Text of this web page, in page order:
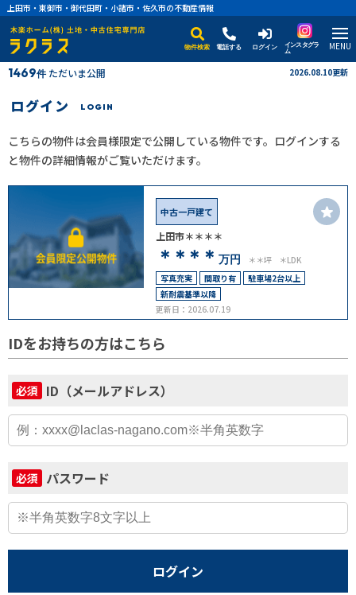
上田市・東御市・御代田町・小諸市・佐久市の不動産情報
物件検索 電話する ログイン
インスタグラ
ム
MENU
1469件ただいま公開 2026.08.10更新
ログイン LOGIN
こちらの物件は会員様限定で公開している物件です。ログインする
と物件の詳細情報がご覧いただけます。
中古一戸建て
上田市＊＊＊＊
＊＊＊＊ 万円 ＊＊坪
＊LDK
写真充実
間取り有
駐車場2台以上
新耐震基準以降
更新日：2026.07.19
IDをお持ちの方はこちら
必須 ID（メールアドレス）
必須 パスワード
ログイン